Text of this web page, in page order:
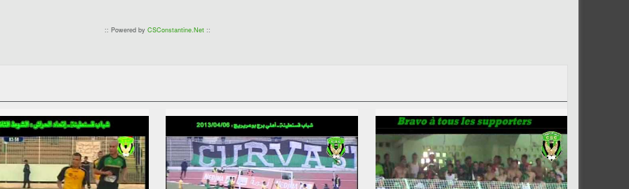
:: Powered by CSConstantine.Net::